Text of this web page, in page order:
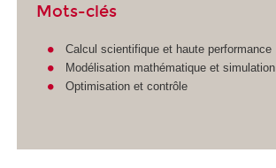
Mots-clés
Calcul scientifique et haute performance
Modélisation mathématique et simulation
Optimisation et contrôle